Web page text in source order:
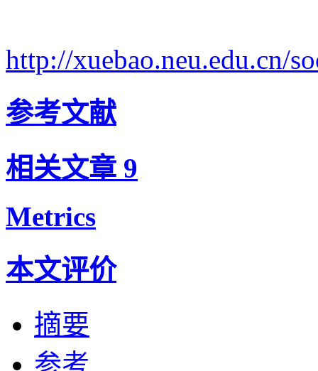
http://xuebao.neu.edu.cn/
参考文献
相关文章 9
Metrics
本文评价
摘要
参考